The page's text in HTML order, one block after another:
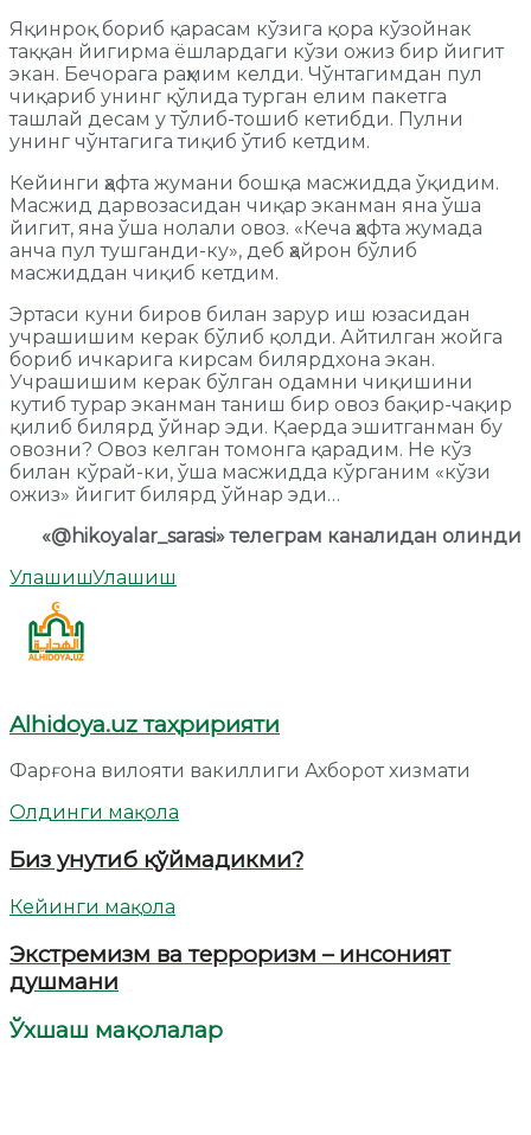
Яқинроқ бориб қарасам кўзига қора кўзойнак
таққан йигирма ёшлардаги кўзи ожиз бир йигит
экан. Бечорага раҳмим келди. Чўнтагимдан пул
чиқариб унинг қўлида турган елим пакетга
ташлай десам у тўлиб-тошиб кетибди. Пулни
унинг чўнтагига тиқиб ўтиб кетдим.
Кейинги ҳафта жумани бошқа масжидда ўқидим.
Масжид дарвозасидан чиқар эканман яна ўша
йигит, яна ўша нолали овоз. «Кеча ҳафта жумада
анча пул тушганди-ку», деб ҳайрон бўлиб
масжиддан чиқиб кетдим.
Эртаси куни биров билан зарур иш юзасидан
учрашишим керак бўлиб қолди. Айтилган жойга
бориб ичкарига кирсам билярдхона экан.
Учрашишим керак бўлган одамни чиқишини
кутиб турар эканман таниш бир овоз бақир-чақир
қилиб билярд ўйнар эди. Қаерда эшитганман бу
овозни? Овоз келган томонга қарадим. Не кўз
билан кўрай-ки, ўша масжидда кўрганим «кўзи
ожиз» йигит билярд ўйнар эди…
«@hikoyalar_sarasi» телеграм каналидан олинди
УлашишУлашиш
Alhidoya.uz таҳририяти
Фарғона вилояти вакиллиги Ахборот хизмати
Олдинги мақола
Биз унутиб қўймадикми?
Кейинги мақола
Экстремизм ва терроризм – инсоният
душмани
Ўхшаш мақолалар